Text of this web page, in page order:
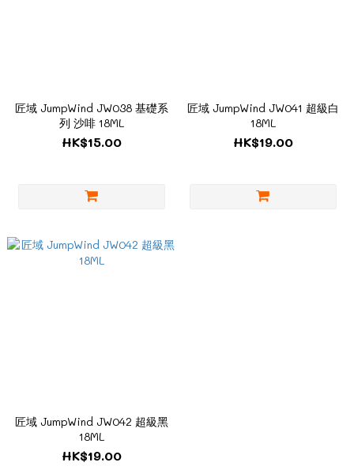
匠域 JumpWind JW038 基礎系
列 沙啡 18ML
HK$15.00
匠域 JumpWind JW041 超級白
18ML
HK$19.00
匠域 JumpWind JW042 超級黑
18ML
HK$19.00